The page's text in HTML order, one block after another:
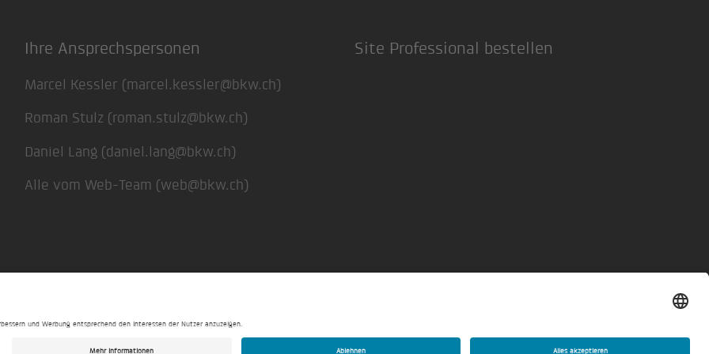
Ihre Ansprechspersonen
Marcel Kessler (marcel.kessler@bkw.ch)
Roman Stulz (roman.stulz@bkw.ch)
Daniel Lang (daniel.lang@bkw.ch)
Alle vom Web-Team (web@bkw.ch)
Site Professional bestellen